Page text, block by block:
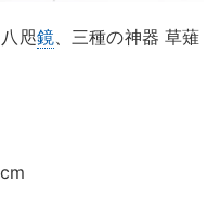
咫鏡、三種の神器 草薙